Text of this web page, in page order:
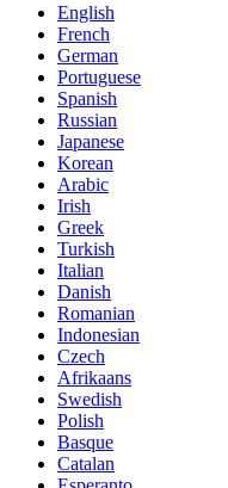
English
French
German
Portuguese
Spanish
Russian
Japanese
Korean
Arabic
Irish
Greek
Turkish
Italian
Danish
Romanian
Indonesian
Czech
Afrikaans
Swedish
Polish
Basque
Catalan